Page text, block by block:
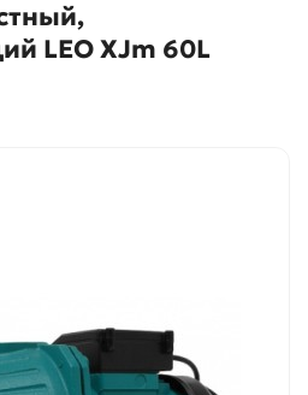
LEO XJm 60L